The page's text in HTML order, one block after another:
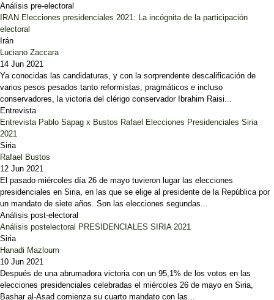
Análisis pre-electoral
IRAN Elecciones presidenciales 2021: La incógnita de la participación
electoral
Irán
Luciano Zaccara
14 Jun 2021
Ya conocidas las candidaturas, y con la sorprendente descalificación de
varios pesos pesados tanto reformistas, pragmáticos e incluso
conservadores, la victoria del clérigo conservador Ibrahim Raisi...
Entrevista
Entrevista Pablo Sapag x Bustos Rafael Elecciones Presidenciales Siria
2021
Siria
Rafael Bustos
12 Jun 2021
El pasado miércoles día 26 de mayo tuvieron lugar las elecciones
presidenciales en Siria, en las que se elige al presidente de la República por
un mandato de siete años. Son las elecciones segundas...
Análisis post-electoral
Análisis postelectoral PRESIDENCIALES SIRIA 2021
Siria
Hanadi Mazloum
10 Jun 2021
Después de una abrumadora victoria con un 95,1% de los votos en las
elecciones presidenciales celebradas el miércoles 26 de mayo en Siria,
Bashar al-Asad comienza su cuarto mandato con las...